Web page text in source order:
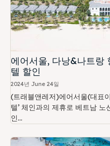
에어서울, 다낭&나트랑
텔 할인
2024년 June 24일
(트래블앤레저)에어서울(대표
텔’ 체인과의 제휴로 베트남
인...